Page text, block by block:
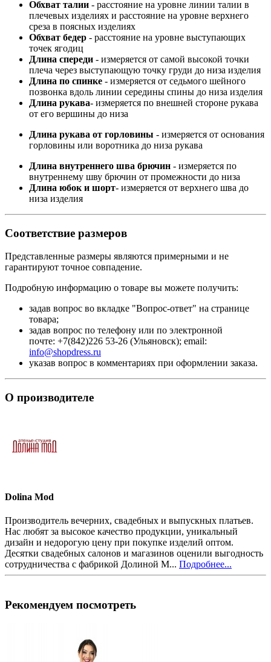
Обхват талии - расстояние на уровне линии талии в
плечевых изделиях и расстояние на уровне верхнего
среза в поясных изделиях
Обхват бедер - расстояние на уровне выступающих
точек ягодиц
Длина спереди - измеряется от самой высокой точки
плеча через выступающую точку груди до низа изделия
Длина по спинке - измеряется от седьмого шейного
позвонка вдоль линии середины спины до низа изделия
Длина рукава- измеряется по внешней стороне рукава
от его вершины до низа
Длина рукава от горловины - измеряется от основания
горловины или воротника до низа рукава
Длина внутреннего шва брючин - измеряется по
внутреннему шву брючин от промежности до низа
Длина юбок и шорт- измеряется от верхнего шва до
низа изделия
Соответствие размеров
Представленные размеры являются примерными и не
гарантируют точное совпадение.
Подробную информацию о товаре вы можете получить:
задав вопрос во вкладке "Вопрос-ответ" на странице
товара;
задав вопрос по телефону или по электронной
почте: +7(842)226 53-26 (Ульяновск); email:
info@shopdress.ru
указав вопрос в комментариях при оформлении заказа.
О производителе
Dolina Mod
Производитель вечерних, свадебных и выпускных платьев.
Нас любят за высокое качество продукции, уникальный
дизайн и недорогую цену при покупке изделий оптом.
Десятки свадебных салонов и магазинов оценили выгодность
сотрудничества с фабрикой Долиной М... Подробнее...
Рекомендуем посмотреть